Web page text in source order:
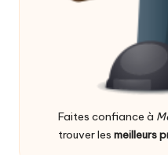
Faites confiance à
trouver les meilleurs